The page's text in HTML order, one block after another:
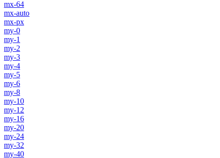
mx-64
mx-auto
mx-px
my-0
my-1
my-2
my-3
my-4
my-5
my-6
my-8
my-10
my-12
my-16
my-20
my-24
my-32
my-40